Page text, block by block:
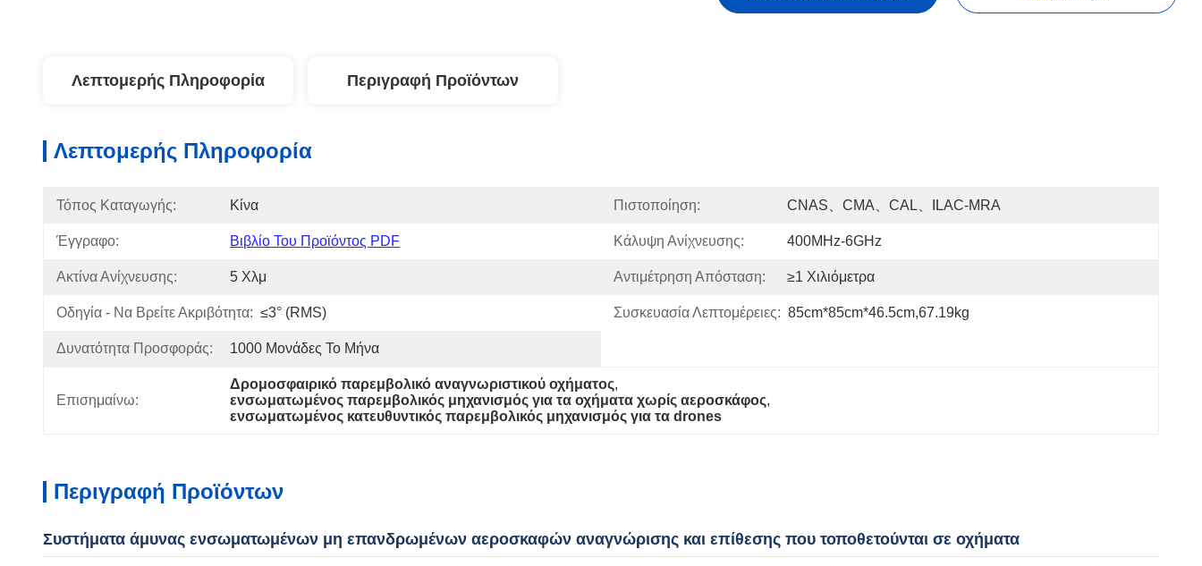
Λεπτομερής Πληροφορία Περιγραφή Προϊόντων
Λεπτομερής Πληροφορία
Τόπος Καταγωγής: Κίνα Πιστοποίηση: CNAS、CMA、CAL、ILAC-MRA
Έγγραφο: Βιβλίο Του Προϊόντος PDF Κάλυψη Ανίχνευσης: 400MHz-6GHz
Ακτίνα Ανίχνευσης: 5 Χλμ Αντιμέτρηση Απόσταση: ≥1 Χιλιόμετρα
Οδηγία - Να Βρείτε Ακριβότητα: ≤3° (RMS) Συσκευασία Λεπτομέρειες: 85cm*85cm*46.5cm,67.19kg
Δυνατότητα Προσφοράς: 1000 Μονάδες Το Μήνα
Επισημαίνω:
Δρομοσφαιρικό παρεμβολικό αναγνωριστικού οχήματος,
ενσωματωμένος παρεμβολικός μηχανισμός για τα οχήματα χωρίς αεροσκάφος,
ενσωματωμένος κατευθυντικός παρεμβολικός μηχανισμός για τα drones
Περιγραφή Προϊόντων
Συστήματα άμυνας ενσωματωμένων μη επανδρωμένων αεροσκαφών αναγνώρισης και επίθεσης που τοποθετούνται σε οχήματα